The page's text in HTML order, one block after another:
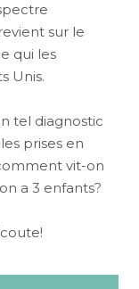
sur le
qui les
Unis.
tel diagnostic
prises en
vit-on
a 3 enfants?